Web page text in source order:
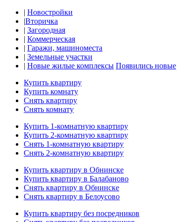
| Новостройки
|Вторичка
| Загородная
| Коммерческая
| Гаражи, машиноместа
| Земельные участки
| Новые жилые комплексы Появились новые
Купить квартиру
Купить комнату
Снять квартиру
Снять комнату
Купить 1-комнатную квартиру
Купить 2-комнатную квартиру
Снять 1-комнатную квартиру
Снять 2-комнатную квартиру
Купить квартиру в Обнинске
Купить квартиру в Балабаново
Снять квартиру в Обнинске
Снять квартиру в Белоусово
Купить квартиру без посредников